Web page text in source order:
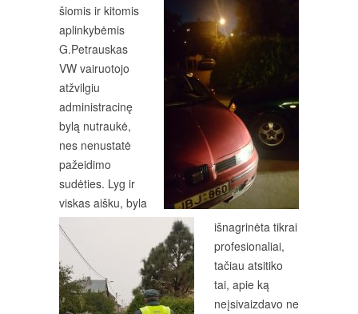
šiomis ir kitomis
aplinkybėmis
G.Petrauskas
VW vairuotojo
atžvilgiu
administracinę
bylą nutraukė,
nes nenustatė
pažeidimo
sudėties. Lyg ir
viskas aišku, byla
išnagrinėta tikrai
profesionaliai,
tačiau atsitiko
tai, apie ką
neįsivaizdavo ne